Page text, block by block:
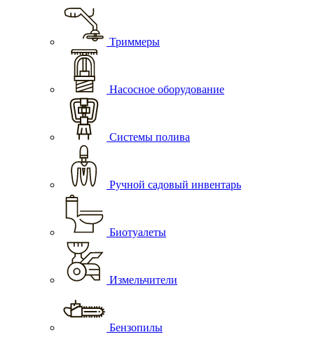
Триммеры
Насосное оборудование
Системы полива
Ручной садовый инвентарь
Биотуалеты
Измельчители
Бензопилы